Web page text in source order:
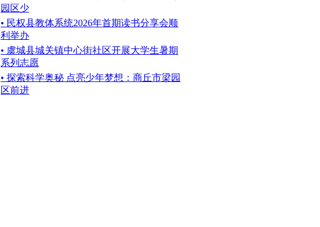
园区少
• 民权县教体系统2026年首期读书分享会顺
利举办
• 虞城县城关镇中心街社区开展大学生暑期
系列志愿
• 探索科学奥秘 点亮少年梦想：商丘市梁园
区前进